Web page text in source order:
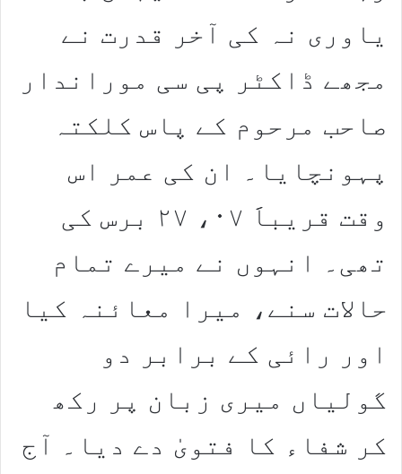
یاوری نہ کی آخر قدرت نے
مجھے ڈاکٹر پی سی موراندار
صاحب مرحوم کے پاس کلکتہ
پہونچایا۔ ان کی عمر اس
وقت قریباََ ۰۷، ۲۷ برس کی
تھی۔ انہوں نے میرے تمام
حالات سنے، میرا معائنہ کیا
اور رائی کے برابر دو
گولیاں میری زبان پر رکھ
کر شفاء کا فتویٰ دے دیا۔ آج